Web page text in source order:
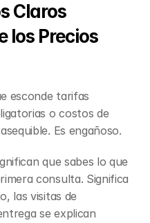
Claros
los Precios
esconde tarifas
o costos de
Es engañoso.
que sabes lo que
consulta. Significa
las visitas de
se explican